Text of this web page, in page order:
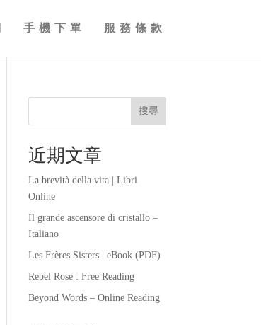
手機下單 服務條款
搜尋
近期文章
La brevità della vita | Libri
Online
Il grande ascensore di cristallo –
Italiano
Les Frères Sisters | eBook (PDF)
Rebel Rose : Free Reading
Beyond Words – Online Reading